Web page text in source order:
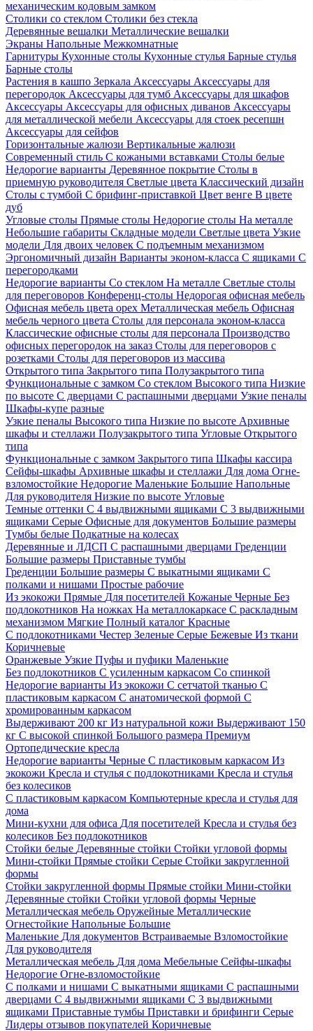
механическим кодовым замком
Столики со стеклом Столики без стекла
Деревянные вешалки Металлические вешалки
Экраны Напольные Межкомнатные
Гарнитуры Кухонные столы Кухонные стулья Барные стулья
Барные столы
Растения в кашпо Зеркала Аксессуары Аксессуары для
перегородок Аксессуары для тумб Аксессуары для шкафов
Аксессуары Аксессуары для офисных диванов Аксессуары
для металлической мебели Аксессуары для стоек ресепшн
Аксессуары для сейфов
Горизонтальные жалюзи Вертикальные жалюзи
Современный стиль С кожаными вставками Столы белые
Недорогие варианты Деревянное покрытие Столы в
приемную руководителя Светлые цвета Классический дизайн
Столы с тумбой С брифинг-приставкой Цвет венге В цвете
дуб
Угловые столы Прямые столы Недорогие столы На металле
Небольшие габариты Складные модели Светлые цвета Узкие
модели Для двоих человек С подъемным механизмом
Эргономичный дизайн Варианты эконом-класса С ящиками С
перегородками
Недорогие варианты Со стеклом На металле Светлые столы
для переговоров Конференц-столы Недорогая офисная мебель
Офисная мебель цвета орех Металлическая мебель Офисная
мебель черного цвета Столы для персонала эконом-класса
Классические офисные столы для персонала Производство
офисных перегородок на заказ Столы для переговоров с
розетками Столы для переговоров из массива
Открытого типа Закрытого типа Полузакрытого типа
Функциональные с замком Со стеклом Высокого типа Низкие
по высоте С дверцами С распашными дверцами Узкие пеналы
Шкафы-купе разные
Узкие пеналы Высокого типа Низкие по высоте Архивные
шкафы и стеллажи Полузакрытого типа Угловые Открытого
типа
Функциональные с замком Закрытого типа Шкафы кассира
Сейфы-шкафы Архивные шкафы и стеллажи Для дома Огне-
взломостойкие Недорогие Маленькие Большие Напольные
Для руководителя Низкие по высоте Угловые
Темные оттенки С 4 выдвижными ящиками С 3 выдвижными
ящиками Серые Офисные для документов Большие размеры
Тумбы белые Подкатные на колесах
Деревянные и ЛДСП С распашными дверцами Греденции
Большие размеры Приставные тумбы
Греденции Большие размеры С выкатными ящиками С
полками и нишами Простые рабочие
Из экокожи Прямые Для посетителей Кожаные Черные Без
подлокотников На ножках На металлокаркасе С раскладным
механизмом Мягкие Полный каталог Красные
С подлокотниками Честер Зеленые Серые Бежевые Из ткани
Коричневые
Оранжевые Узкие Пуфы и пуфики Маленькие
Без подлокотников С усиленным каркасом Со спинкой
Недорогие варианты Из экокожи С сетчатой тканью С
пластиковым каркасом С анатомической формой С
хромированным каркасом
Выдерживают 200 кг Из натуральной кожи Выдерживают 150
кг С высокой спинкой Большого размера Премиум
Ортопедические кресла
Недорогие варианты Черные С пластиковым каркасом Из
экокожи Кресла и стулья с подлокотниками Кресла и стулья
без колесиков
С пластиковым каркасом Компьютерные кресла и стулья для
дома
Мини-кухни для офиса Для посетителей Кресла и стулья без
колесиков Без подлокотников
Стойки белые Деревянные стойки Стойки угловой формы
Мини-стойки Прямые стойки Серые Стойки закругленной
формы
Стойки закругленной формы Прямые стойки Мини-стойки
Деревянные стойки Стойки угловой формы Черные
Металлическая мебель Оружейные Металлические
Огнестойкие Напольные Большие
Маленькие Для документов Встраиваемые Взломостойкие
Для руководителя
Металлическая мебель Для дома Мебельные Сейфы-шкафы
Недорогие Огне-взломостойкие
С полками и нишами С выкатными ящиками С распашными
дверцами С 4 выдвижными ящиками С 3 выдвижными
ящиками Приставные тумбы Приставки и брифинги Серые
Лидеры отзывов покупателей Коричневые